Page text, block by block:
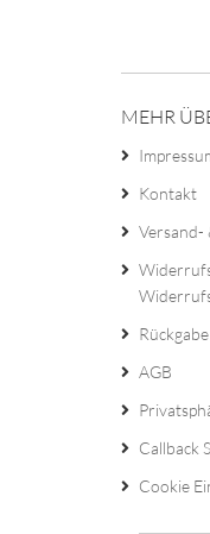
MEHR
Kontakt
Versand-
Rückgabe
AGB
Callback
Cookie